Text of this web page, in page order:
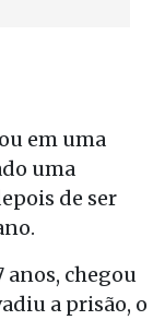
em uma
uma
de ser
anos, chegou
a prisão, o